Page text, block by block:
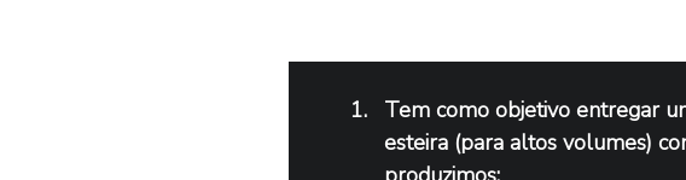
Tem como objetivo entregar
esteira (para altos volumes)